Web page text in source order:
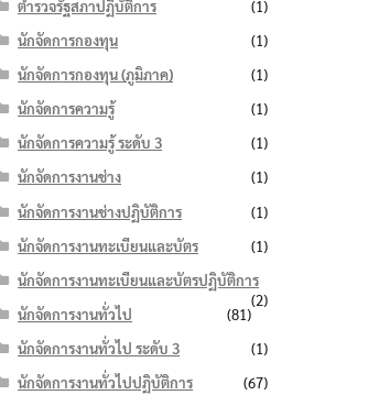
ตำรวจรัฐสภาปฏิบัติการ
(1)
นักจัดการกองทุน
(1)
นักจัดการกองทุน (ภูมิภาค)
(1)
นักจัดการความรู้
(1)
นักจัดการความรู้ ระดับ 3
(1)
นักจัดการงานช่าง
(1)
นักจัดการงานช่างปฏิบัติการ
(1)
นักจัดการงานทะเบียนและบัตร
(1)
นักจัดการงานทะเบียนและบัตรปฏิบัติการ
(2)
นักจัดการงานทั่วไป
(81)
นักจัดการงานทั่วไป ระดับ 3
(1)
นักจัดการงานทั่วไปปฏิบัติการ
(67)